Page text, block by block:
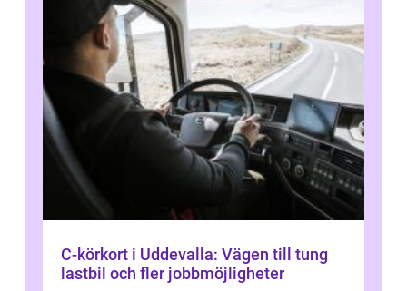
C-körkort i Uddevalla: Vägen till tung
lastbil och fler jobbmöjligheter